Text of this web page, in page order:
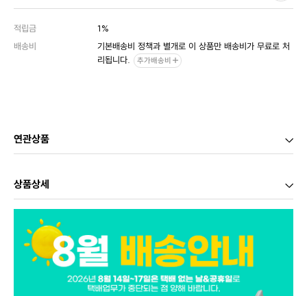
적립금
1%
배송비
기본배송비 정책과 별개로 이 상품만 배송비가 무료로 처
리됩니다.
추가배송비
연관상품
상품상세